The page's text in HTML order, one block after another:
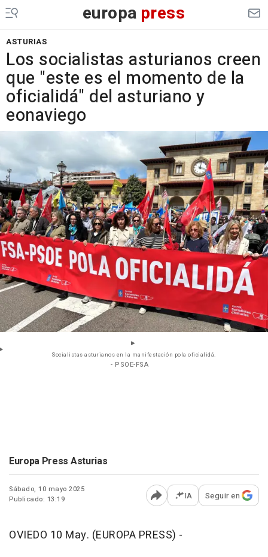
europa press
ASTURIAS
Los socialistas asturianos creen
que "este es el momento de la
oficialidá" del asturiano y
eonaviego
Socialistas asturianos en la manifestación pola oficialidá.
- PSOE-FSA
Europa Press Asturias
Sábado, 10 mayo 2025
Publicado: 13:19
Abrir opciones para
IA Seguir en
OVIEDO 10 May. (EUROPA PRESS) -